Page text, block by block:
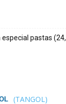
pastas (24,
(TANGOL)